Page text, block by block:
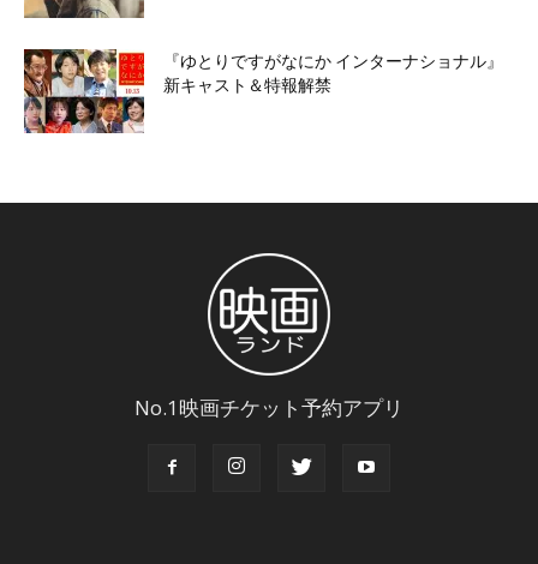
『ゆとりですがなにか インターナショナル』
新キャスト＆特報解禁
No.1映画チケット予約アプリ